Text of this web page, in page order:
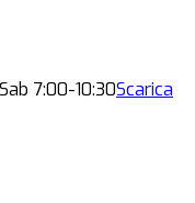
7:00-10:30Scarica